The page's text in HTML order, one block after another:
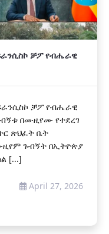
ቻፖ የብሔራዊ
ቻፖ የብሔራዊ
በሙዚየሙ የተደረገ
ጽህፈት ቤት
ጉብኝት በኢትዮጵያ
[...]
April 27, 2026